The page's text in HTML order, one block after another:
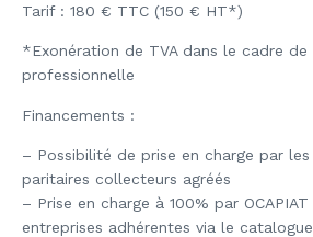
Tarif : 180 € TTC (150 € HT*)
*Exonération de TVA dans le cadre
professionnelle
Financements :
– Possibilité de prise en charge par les
paritaires collecteurs agréés
– Prise en charge à 100% par
entreprises adhérentes via le catalogue